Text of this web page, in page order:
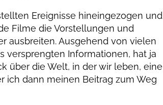
Ereignisse hineingezogen und
Filme die Vorstellungen und
ausbreiten. Ausgehend von vielen
versprengten Informationen, hat ja
über die Welt, in der wir leben, eine
ich dann meinen Beitrag zum Weg